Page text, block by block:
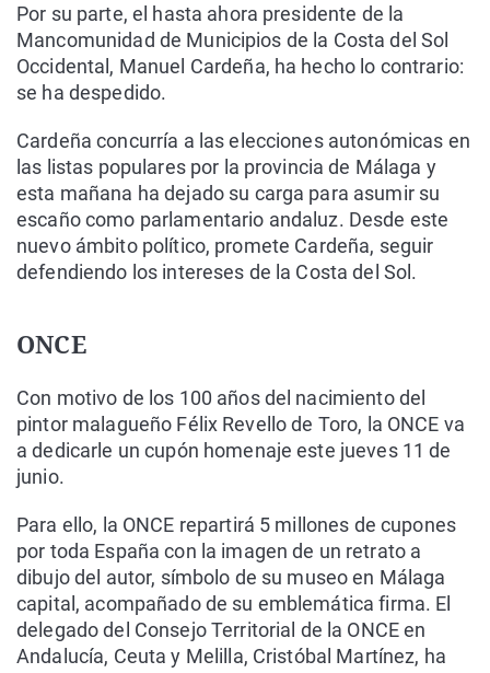
Por su parte, el hasta ahora presidente de la
Mancomunidad de Municipios de la Costa del Sol
Occidental, Manuel Cardeña, ha hecho lo contrario:
se ha despedido.
Cardeña concurría a las elecciones autonómicas en
las listas populares por la provincia de Málaga y
esta mañana ha dejado su carga para asumir su
escaño como parlamentario andaluz. Desde este
nuevo ámbito político, promete Cardeña, seguir
defendiendo los intereses de la Costa del Sol.
ONCE
Con motivo de los 100 años del nacimiento del
pintor malagueño Félix Revello de Toro, la ONCE va
a dedicarle un cupón homenaje este jueves 11 de
junio.
Para ello, la ONCE repartirá 5 millones de cupones
por toda España con la imagen de un retrato a
dibujo del autor, símbolo de su museo en Málaga
capital, acompañado de su emblemática firma. El
delegado del Consejo Territorial de la ONCE en
Andalucía, Ceuta y Melilla, Cristóbal Martínez, ha